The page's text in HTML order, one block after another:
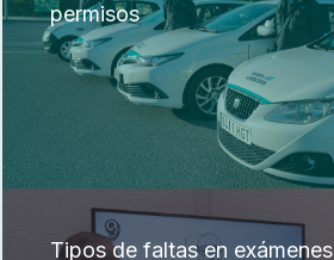
permisos
Tipos de faltas en exámenes